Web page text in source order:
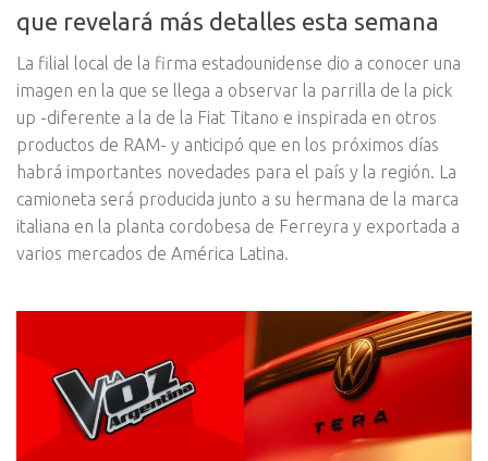
que revelará más detalles esta semana
La filial local de la firma estadounidense dio a conocer una
imagen en la que se llega a observar la parrilla de la pick
up -diferente a la de la Fiat Titano e inspirada en otros
productos de RAM- y anticipó que en los próximos días
habrá importantes novedades para el país y la región. La
camioneta será producida junto a su hermana de la marca
italiana en la planta cordobesa de Ferreyra y exportada a
varios mercados de América Latina.